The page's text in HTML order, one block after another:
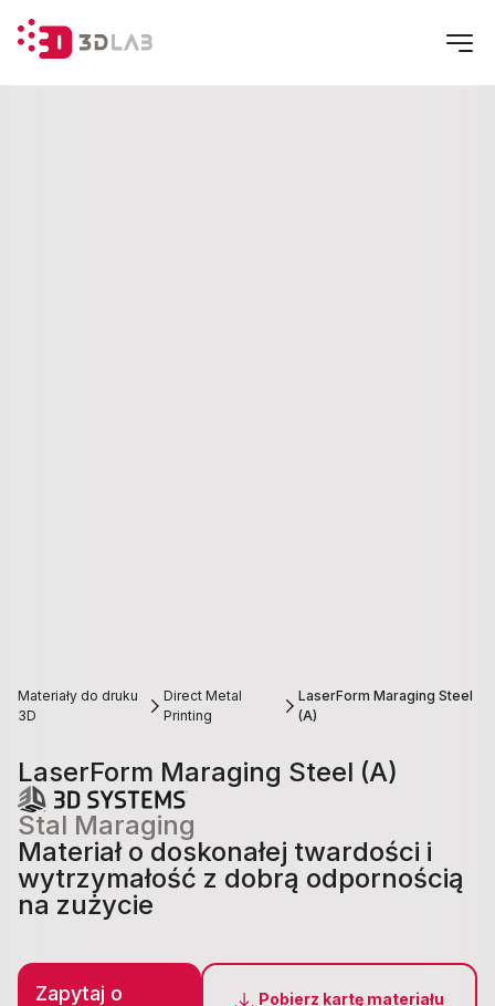
Materiały do druku
3D
Direct Metal
Printing
LaserForm Maraging Steel
(A)
LaserForm Maraging Steel (A)
Stal Maraging
Materiał o doskonałej twardości i
wytrzymałość z dobrą odpornością
na zużycie
Zapytaj o